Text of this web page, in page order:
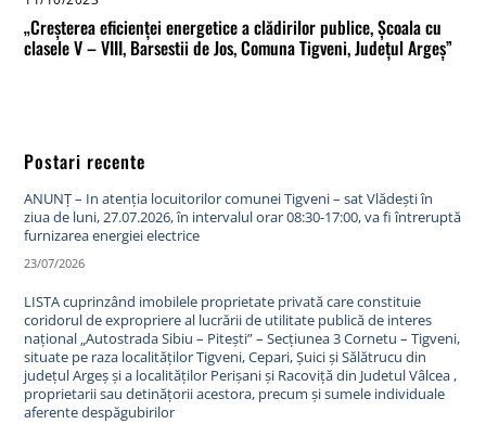
„Creșterea eficienței energetice a clădirilor publice, Școala cu
clasele V – VIII, Barsestii de Jos, Comuna Tigveni, Județul Argeș”
Postari recente
ANUNȚ – In atenția locuitorilor comunei Tigveni – sat Vlădești în
ziua de luni, 27.07.2026, în intervalul orar 08:30-17:00, va fi întreruptă
furnizarea energiei electrice
23/07/2026
LISTA cuprinzând imobilele proprietate privată care constituie
coridorul de expropriere al lucrării de utilitate publică de interes
național „Autostrada Sibiu – Pitești” – Secțiunea 3 Cornetu – Tigveni,
situate pe raza localităților Tigveni, Cepari, Șuici și Sălătrucu din
județul Argeș și a localităților Perișani și Racoviță din Judetul Vâlcea ,
proprietarii sau detinățorii acestora, precum și sumele individuale
aferente despăgubirilor